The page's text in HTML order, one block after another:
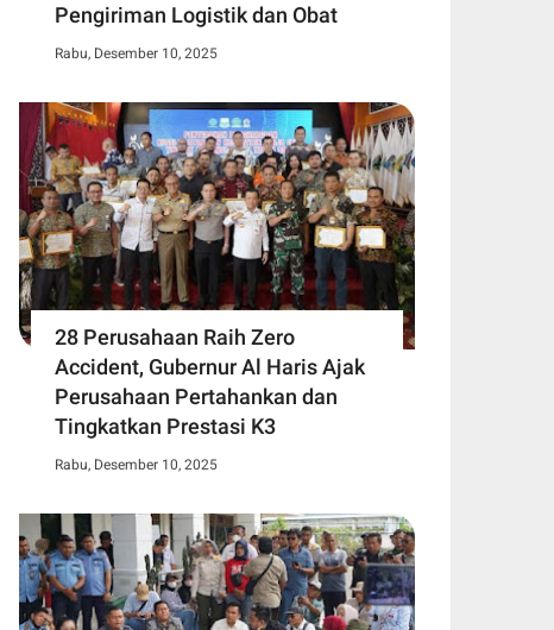
Pengiriman Logistik dan Obat
Rabu, Desember 10, 2025
28 Perusahaan Raih Zero
Accident, Gubernur Al Haris Ajak
Perusahaan Pertahankan dan
Tingkatkan Prestasi K3
Rabu, Desember 10, 2025